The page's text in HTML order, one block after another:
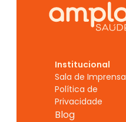
Institucional
Sala de Imprensa
Política de
Privacidade
Blog